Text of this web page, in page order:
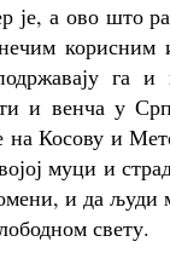
је, а ово што
корисним
и венча у
Косову и
муци и
и да
свету.